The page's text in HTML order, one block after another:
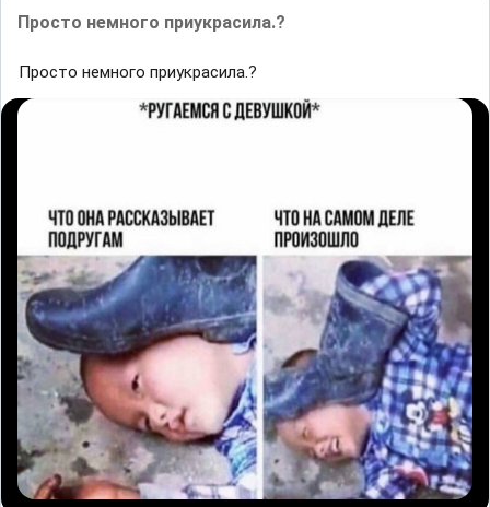
Просто немного приукрасила.?
Просто немного приукрасила.?